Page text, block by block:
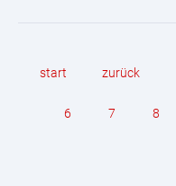
start zurück
6 7 8